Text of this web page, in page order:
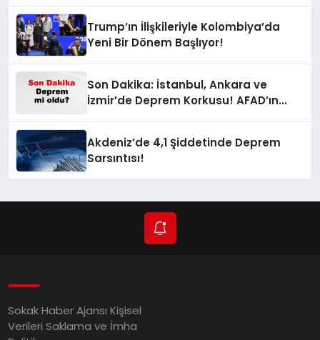
Trump’ın İlişkileriyle Kolombiya’da
Yeni Bir Dönem Başlıyor!
Son Dakika: İstanbul, Ankara ve
İzmir’de Deprem Korkusu! AFAD’ın
Akdeniz’de 4,1 Şiddetinde Deprem
Sarsıntısı!
Sokak Haber Ajansı Kişisel
Verileri Saklama ve İmha